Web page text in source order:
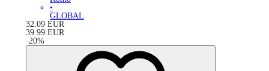
•
GLOBAL
32.09 EUR
39.99 EUR
-20%